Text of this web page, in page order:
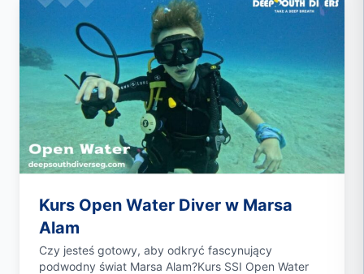
Kurs Open Water Diver w Marsa
Alam
Czy jesteś gotowy, aby odkryć fascynujący
podwodny świat Marsa Alam?Kurs SSI Open Water